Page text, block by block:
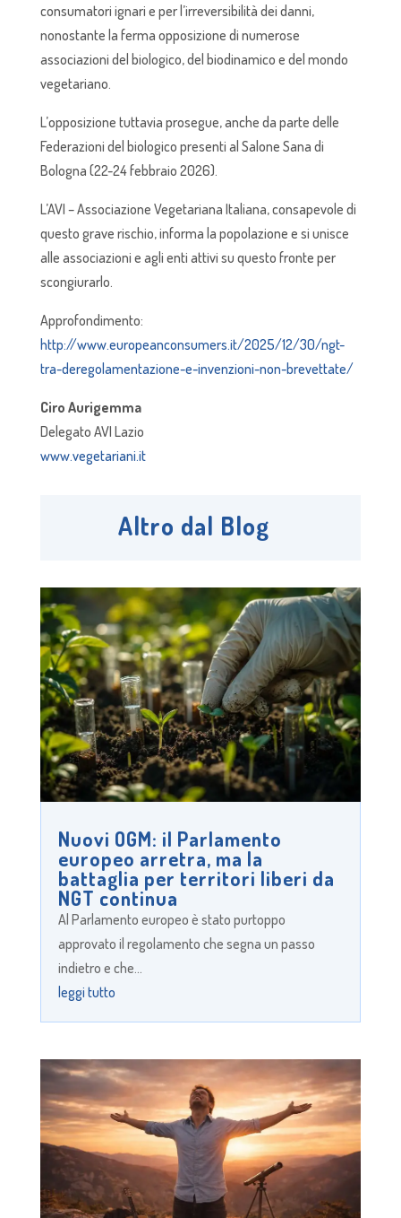
consumatori ignari e per l’irreversibilità dei danni,
nonostante la ferma opposizione di numerose
associazioni del biologico, del biodinamico e del mondo
vegetariano.
L’opposizione tuttavia prosegue, anche da parte delle
Federazioni del biologico presenti al Salone Sana di
Bologna (22-24 febbraio 2026).
L’AVI – Associazione Vegetariana Italiana, consapevole di
questo grave rischio, informa la popolazione e si unisce
alle associazioni e agli enti attivi su questo fronte per
scongiurarlo.
Approfondimento:
http://www.europeanconsumers.it/2025/12/30/ngt-
tra-deregolamentazione-e-invenzioni-non-brevettate/
Ciro Aurigemma
Delegato AVI Lazio
www.vegetariani.it
Altro dal Blog
Nuovi OGM: il Parlamento
europeo arretra, ma la
battaglia per territori liberi da
NGT continua
Al Parlamento europeo è stato purtoppo
approvato il regolamento che segna un passo
indietro e che...
leggi tutto